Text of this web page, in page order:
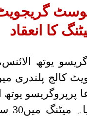
گریجویٹ
کا انعقاد
کالج پلندری
پرپروگریسو